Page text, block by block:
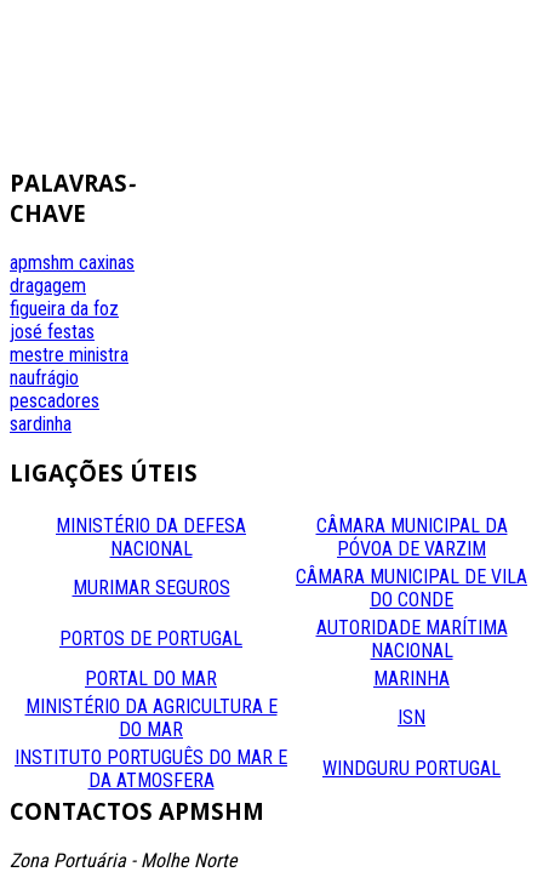
PALAVRAS-
CHAVE
apmshm caxinas
dragagem
figueira da foz
josé festas
mestre ministra
naufrágio
pescadores
sardinha
LIGAÇÕES ÚTEIS
MINISTÉRIO DA DEFESA
NACIONAL
CÂMARA MUNICIPAL DA
PÓVOA DE VARZIM
MURIMAR SEGUROS
CÂMARA MUNICIPAL DE VILA
DO CONDE
PORTOS DE PORTUGAL
AUTORIDADE MARÍTIMA
NACIONAL
PORTAL DO MAR
MARINHA
MINISTÉRIO DA AGRICULTURA E
DO MAR
ISN
INSTITUTO PORTUGUÊS DO MAR E
DA ATMOSFERA
WINDGURU PORTUGAL
CONTACTOS APMSHM
Zona Portuária - Molhe Norte